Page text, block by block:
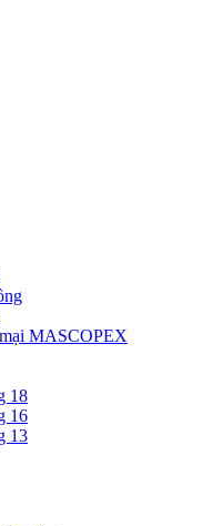
MASCOPEX
18
16
13